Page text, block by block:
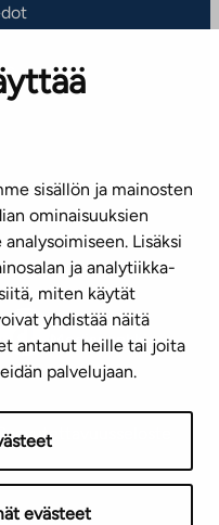
sisällön ja mainosten
ominaisuuksien
Lisäksi
ja analytiikka-
miten käytät
yhdistää näitä
antanut heille tai joita
palvelujaan.
evästeet
Mediapankki